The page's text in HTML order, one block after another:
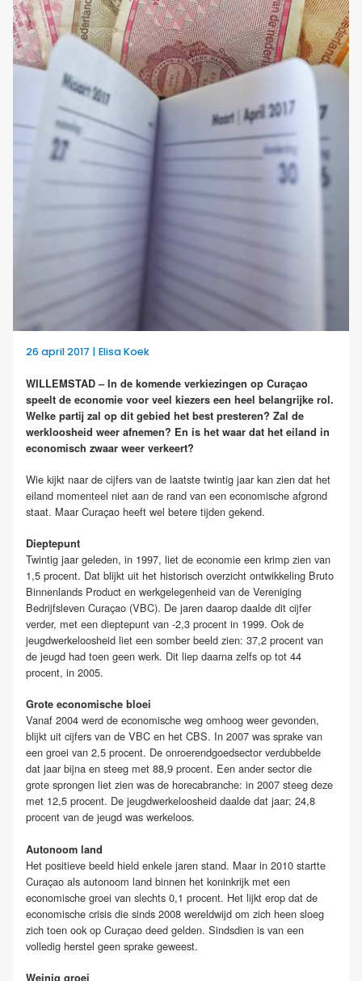
26 april 2017 | Elisa Koek
WILLEMSTAD – In de komende verkiezingen op Curaçao
speelt de economie voor veel kiezers een heel belangrijke rol.
Welke partij zal op dit gebied het best presteren? Zal de
werkloosheid weer afnemen? En is het waar dat het eiland in
economisch zwaar weer verkeert?
Wie kijkt naar de cijfers van de laatste twintig jaar kan zien dat het
eiland momenteel niet aan de rand van een economische afgrond
staat. Maar Curaçao heeft wel betere tijden gekend.
Dieptepunt
Twintig jaar geleden, in 1997, liet de economie een krimp zien van
1,5 procent. Dat blijkt uit het historisch overzicht ontwikkeling Bruto
Binnenlands Product en werkgelegenheid van de Vereniging
Bedrijfsleven Curaçao (VBC). De jaren daarop daalde dit cijfer
verder, met een dieptepunt van -2,3 procent in 1999. Ook de
jeugdwerkeloosheid liet een somber beeld zien: 37,2 procent van
de jeugd had toen geen werk. Dit liep daarna zelfs op tot 44
procent, in 2005.
Grote economische bloei
Vanaf 2004 werd de economische weg omhoog weer gevonden,
blijkt uit cijfers van de VBC en het CBS. In 2007 was sprake van
een groei van 2,5 procent. De onroerendgoedsector verdubbelde
dat jaar bijna en steeg met 88,9 procent. Een ander sector die
grote sprongen liet zien was de horecabranche: in 2007 steeg deze
met 12,5 procent. De jeugdwerkeloosheid daalde dat jaar; 24,8
procent van de jeugd was werkeloos.
Autonoom land
Het positieve beeld hield enkele jaren stand. Maar in 2010 startte
Curaçao als autonoom land binnen het koninkrijk met een
economische groei van slechts 0,1 procent. Het lijkt erop dat de
economische crisis die sinds 2008 wereldwijd om zich heen sloeg
zich toen ook op Curaçao deed gelden. Sindsdien is van een
volledig herstel geen sprake geweest.
Weinig groei